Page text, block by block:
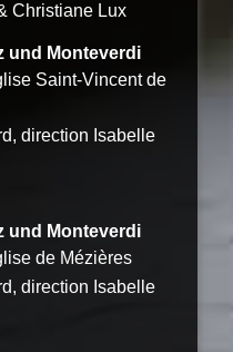
Christiane Lux
und Monteverdi
Saint-Vincent de
direction Isabelle
und Monteverdi
de Mézières
direction Isabelle